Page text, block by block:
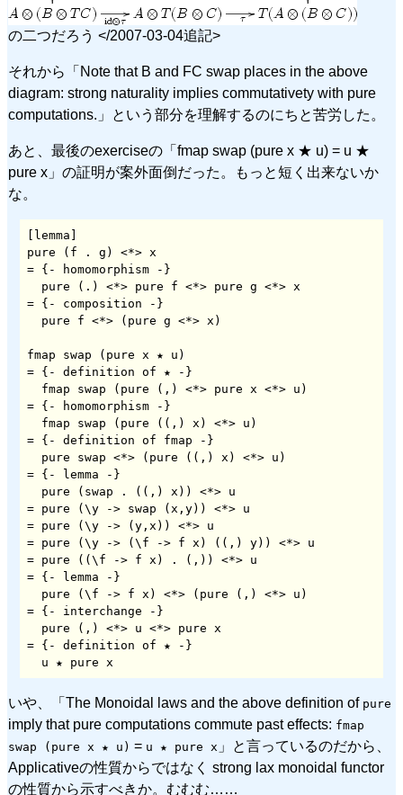
の二つだろう </2007-03-04追記>
それから「Note that B and FC swap places in the above
diagram: strong naturality implies commutativety with pure
computations.」という部分を理解するのにちと苦労した。
あと、最後のexerciseの「fmap swap (pure x ★ u) = u ★
pure x」の証明が案外面倒だった。もっと短く出来ないか
な。
[lemma]
pure (f . g) <*> x
= {- homomorphism -}
= {- composition -}
fmap swap (pure x ★ u)
= {- definition of ★ -}
= {- homomorphism -}
= {- definition of fmap -}
= {- lemma -}
= pure (\y -> swap (x,y)) <*> u
= pure (\y -> (y,x)) <*> u
= pure (\y -> (\f -> f x) ((,) y)) <*> u
= pure ((\f -> f x) . (,)) <*> u
= {- lemma -}
= {- interchange -}
= {- definition of ★ -}
  u ★ pure x
いや、「The Monoidal laws and the above definition of pure
imply that pure computations commute past effects: fmap
swap (pure x ★ u) = u ★ pure x 」と言っているのだから、
Applicativeの性質からではなく strong lax monoidal functor
の性質から示すべきか。むむむ……